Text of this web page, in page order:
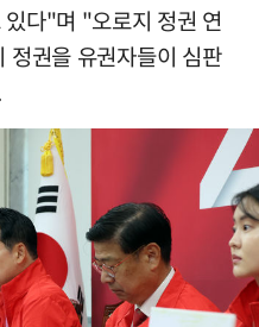
다"며 "오로지 정권 연
정권을 유권자들이 심판